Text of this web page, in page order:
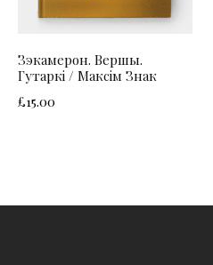
Зэкамерон. Вершы.
Гутаркі / Максім Знак
£15.00